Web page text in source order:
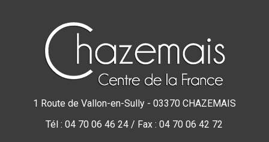
1 Route de Vallon-en-Sully - 03370 CHAZEMAIS
Tél : 04 70 06 46 24 / Fax : 04 70 06 42 72